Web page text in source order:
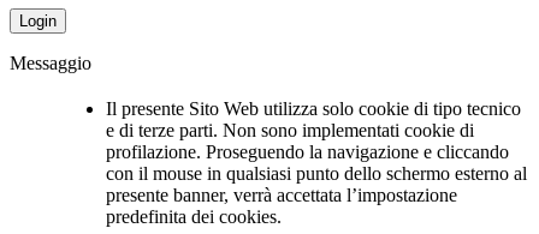
Messaggio
Il presente Sito Web utilizza solo cookie di tipo tecnico
e di terze parti. Non sono implementati cookie di
profilazione. Proseguendo la navigazione e cliccando
con il mouse in qualsiasi punto dello schermo esterno al
presente banner, verrà accettata l’impostazione
predefinita dei cookies.